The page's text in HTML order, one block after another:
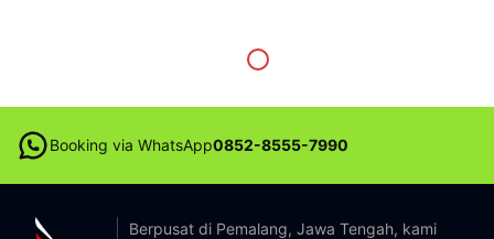
Booking via WhatsApp0852-8555-7990
Berpusat di Pemalang, Jawa Tengah, kami